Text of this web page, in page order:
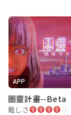
APP
圖靈計畫--Beta
難しさ